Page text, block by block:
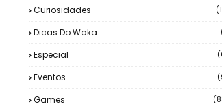
Curiosidades
Dicas Do Waka
Especial
Eventos
Games